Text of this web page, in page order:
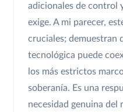
adicionales de control
exige. A mi parecer,
cruciales; demuestran
tecnológica puede
los más estrictos
soberanía. Es una
necesidad genuina del